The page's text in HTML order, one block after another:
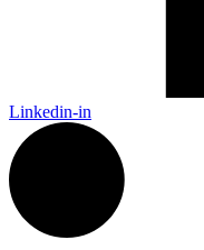
Linkedin-in